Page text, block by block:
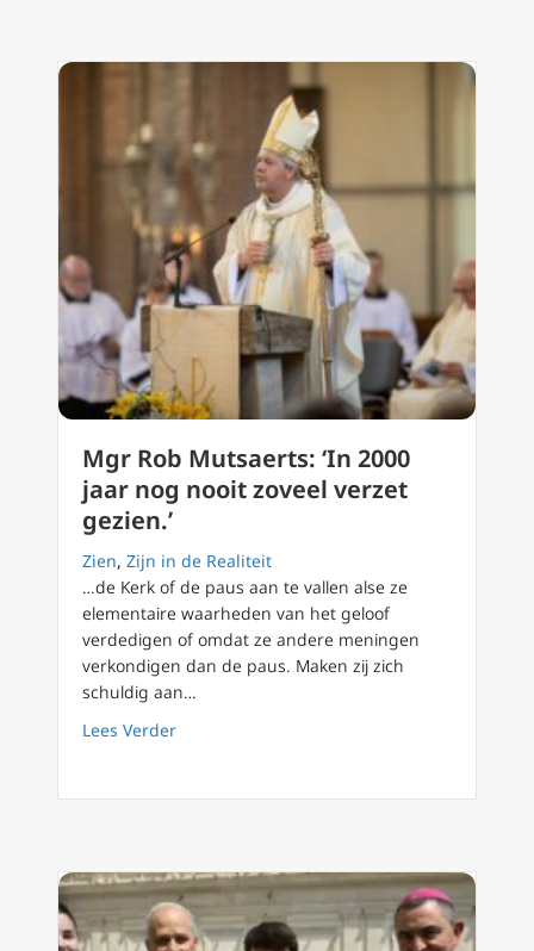
Mgr Rob Mutsaerts: ‘In 2000
jaar nog nooit zoveel verzet
gezien.’
Zien, Zijn in de Realiteit
…de Kerk of de paus aan te vallen alse ze
elementaire waarheden van het geloof
verdedigen of omdat ze andere meningen
verkondigen dan de paus. Maken zij zich
schuldig aan…
Lees Verderabout Mgr Rob Mutsaerts: ‘In 2000 jaar nog